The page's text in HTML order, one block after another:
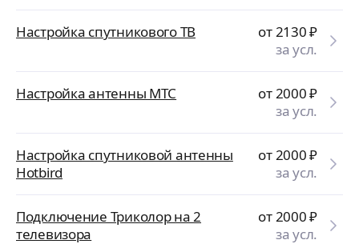
Настройка спутникового ТВ от 2130₽
за усл.
Настройка антенны МТС от 2000₽
за усл.
Настройка спутниковой антенны
Hotbird
от 2000₽
за усл.
Подключение Триколор на 2
телевизора
от 2000₽
за усл.